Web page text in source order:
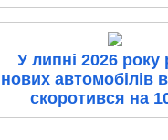
У липні 2026 року
нових автомобілів в
скоротився на